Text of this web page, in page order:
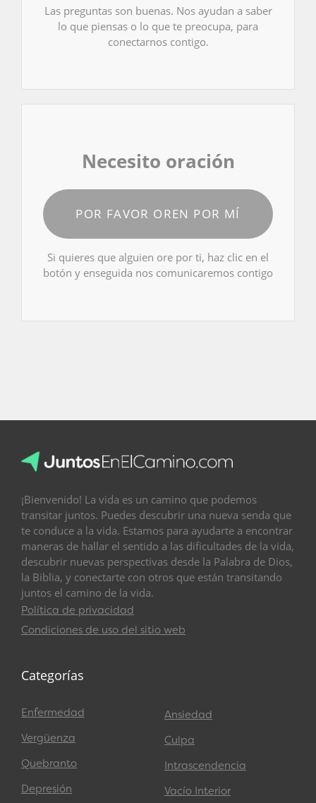
Las preguntas son buenas. Nos ayudan a saber
lo que piensas o lo que te preocupa, para
conectarnos contigo.
Necesito oración
POR FAVOR OREN POR MÍ
Si quieres que alguien ore por ti, haz clic en el
botón y enseguida nos comunicaremos contigo
¡Bienvenido! La vida es un camino que podemos
transitar juntos. Puedes descubrir una nueva senda que
te conduce a la vida. Estamos para ayudarte a encontrar
maneras de hallar el sentido a las dificultades de la vida,
descubrir nuevas perspectivas desde la Palabra de Dios,
la Biblia, y conectarte con otros que están transitando
juntos el camino de la vida.
Política de privacidad
Condiciones de uso del sitio web
Categorías
Enfermedad
Vergüenza
Quebranto
Depresión
Ansiedad
Culpa
Intrascendencia
Vacío Interior